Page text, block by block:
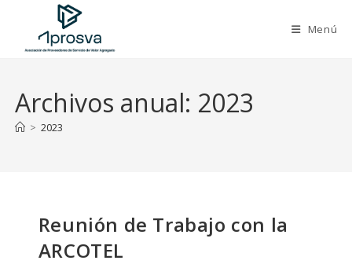
contenido
Menú
Archivos anual: 2023
> 2023
Reunión de Trabajo con la
ARCOTEL